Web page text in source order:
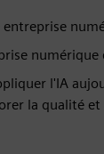
numérique
l'IA
la qualité